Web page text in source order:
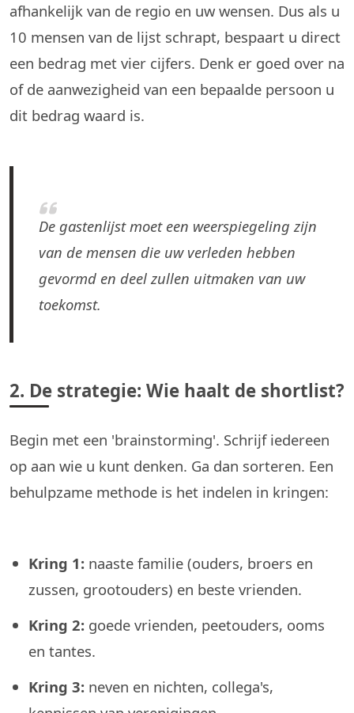
afhankelijk van de regio en uw wensen. Dus als u
10 mensen van de lijst schrapt, bespaart u direct
een bedrag met vier cijfers. Denk er goed over na
of de aanwezigheid van een bepaalde persoon u
dit bedrag waard is.
De gastenlijst moet een weerspiegeling zijn
van de mensen die uw verleden hebben
gevormd en deel zullen uitmaken van uw
toekomst.
2. De strategie: Wie haalt de shortlist?
Begin met een 'brainstorming'. Schrijf iedereen
op aan wie u kunt denken. Ga dan sorteren. Een
behulpzame methode is het indelen in kringen:
Kring 1: naaste familie (ouders, broers en
zussen, grootouders) en beste vrienden.
Kring 2: goede vrienden, peetouders, ooms
en tantes.
Kring 3: neven en nichten, collega's,